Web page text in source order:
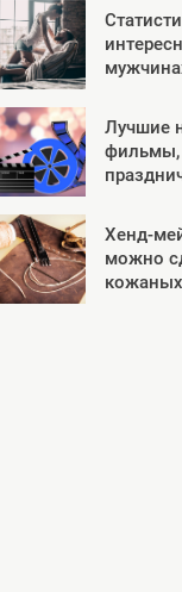
Лучшие
фильмы,
Хенд-
можно